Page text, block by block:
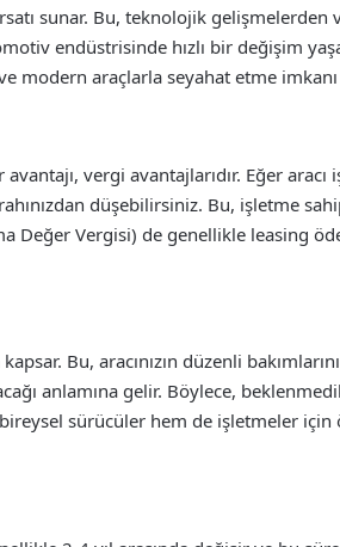
sunar. Bu, teknolojik gelişmelerden
endüstrisinde hızlı bir değişim
modern araçlarla seyahat etme imkanı
vergi avantajlarıdır. Eğer aracı
düşebilirsiniz. Bu, işletme
Değer Vergisi) de genellikle leasing
Bu, aracınızın düzenli
anlamına gelir. Böylece,
sürücüler hem de işletmeler